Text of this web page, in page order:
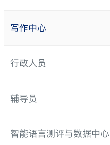
写作中心
行政人员
辅导员
智能语言测评与数据中心